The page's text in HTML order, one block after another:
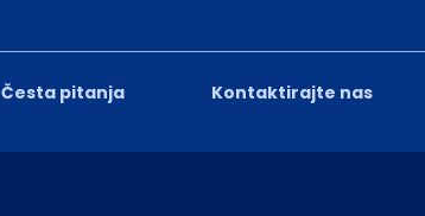
Česta pitanja Kontaktirajte nas